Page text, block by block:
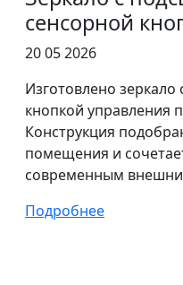
сенсорной
20 05 2026
Изготовлено зеркало
кнопкой управления
Конструкция
помещения и
современным
Подробнее